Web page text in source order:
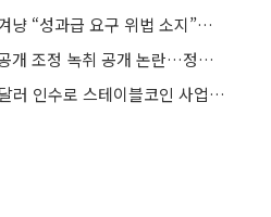
주주단체, 삼성전자 노조 겨냥 “성과급 요구 위법 소지”…총파업 시 손배소 예고
삼성전자 노조, 중노위 비공개 조정 녹취 공개 논란…정부 중재 신뢰 흔드나
마스터카드, BVNK 18억 달러 인수로 스테이블코인 사업 본격 확장